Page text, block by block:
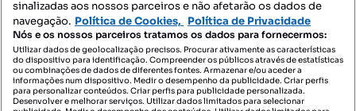
Contacte-nos
SIGA-NOS:
sinalizadas aos nossos parceiros e não afetarão os dados de
navegação. Política de Cookies, Política de Privacidade
Nós e os nossos parceiros tratamos os dados para fornecermos:
Utilizar dados de geolocalização precisos. Procurar ativamente as características
do dispositivo para identificação. Compreender os públicos através de estatísticas
ou combinações de dados de diferentes fontes. Armazenar e/ou aceder a
informações num dispositivo. Medir o desempenho da publicidade. Criar perfis
para personalizar conteúdos. Criar perfis para publicidade personalizada.
Desenvolver e melhorar serviços. Utilizar dados limitados para selecionar